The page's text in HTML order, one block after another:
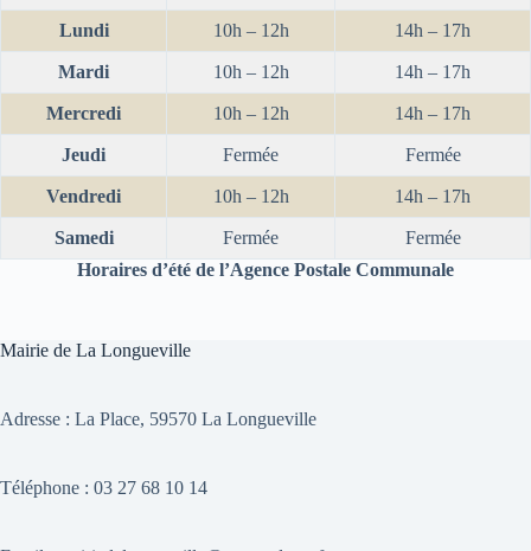
Lundi 10h – 12h 14h – 17h
Mardi 10h – 12h 14h – 17h
Mercredi 10h – 12h 14h – 17h
Jeudi Fermée Fermée
Vendredi 10h – 12h 14h – 17h
Samedi Fermée
Fermée
Horaires d’été de l’Agence Postale Communale
Mairie de La Longueville
Adresse : La Place, 59570 La Longueville
Téléphone : 03 27 68 10 14